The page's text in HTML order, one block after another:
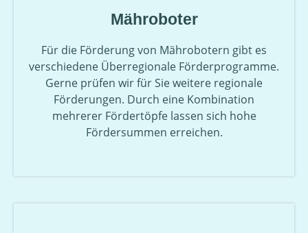
Mähroboter
Für die Förderung von Mährobotern gibt es
verschiedene Überregionale Förderprogramme.
Gerne prüfen wir für Sie weitere regionale
Förderungen. Durch eine Kombination
mehrerer Fördertöpfe lassen sich hohe
Fördersummen erreichen.